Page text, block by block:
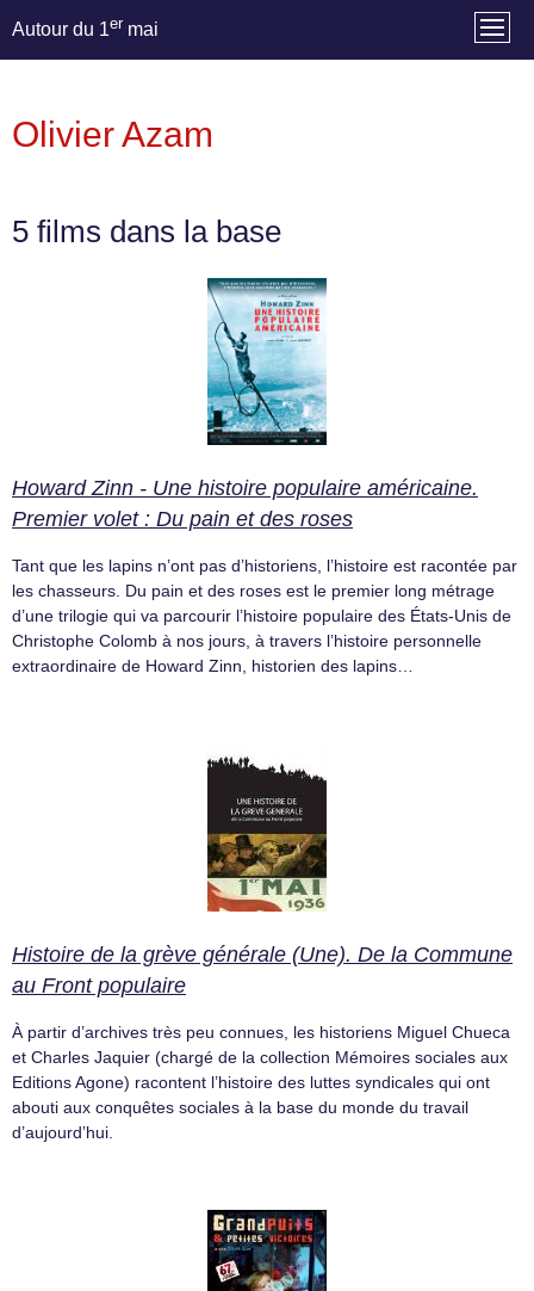
Autour du 1er mai
Olivier Azam
5 films dans la base
Howard Zinn - Une histoire populaire américaine.
Premier volet : Du pain et des roses
Tant que les lapins n’ont pas d’historiens, l’histoire est racontée par
les chasseurs. Du pain et des roses est le premier long métrage
d’une trilogie qui va parcourir l’histoire populaire des États-Unis de
Christophe Colomb à nos jours, à travers l’histoire personnelle
extraordinaire de Howard Zinn, historien des lapins…
Histoire de la grève générale (Une). De la Commune
au Front populaire
À partir d’archives très peu connues, les historiens Miguel Chueca
et Charles Jaquier (chargé de la collection Mémoires sociales aux
Editions Agone) racontent l’histoire des luttes syndicales qui ont
abouti aux conquêtes sociales à la base du monde du travail
d’aujourd’hui.